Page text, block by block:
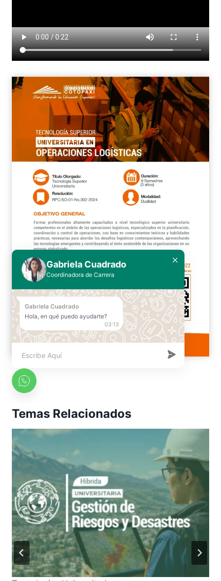
Gabriela Cuadrado
Coordinadora de Carrera
Gabriela Cuadrado
Hola, en qué puedo ayudarte?
Temas Relacionados